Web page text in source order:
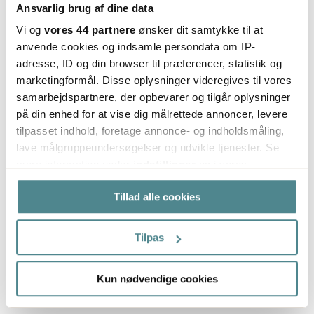
Ansvarlig brug af dine data
Vi og vores 44 partnere ønsker dit samtykke til at
anvende cookies og indsamle persondata om IP-
adresse, ID og din browser til præferencer, statistik og
marketingformål. Disse oplysninger videregives til vores
samarbejdspartnere, der opbevarer og tilgår oplysninger
på din enhed for at vise dig målrettede annoncer, levere
tilpasset indhold, foretage annonce- og indholdsmåling,
lave målgruppeundersøgelser og udvikle tjenester. Se
persondatapolitik. Du kan altid trække dit samtykke
tilbage eller ændre indstillinger fra vores
"Cookiedeklaration", eller ved at trykke på "Privacy
Hvis du tillader det, vil vi også gerne:
Indsamle præcise oplysninger om din placering,
Tillad alle cookies
Tilpas
Kun nødvendige cookies